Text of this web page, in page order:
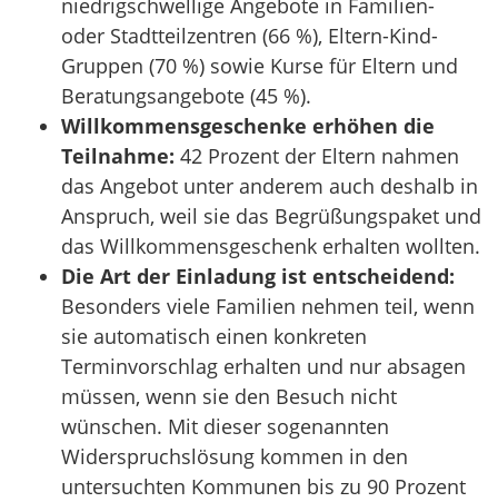
niedrigschwellige Angebote in Familien-
oder Stadtteilzentren (66 %), Eltern-Kind-
Gruppen (70 %) sowie Kurse für Eltern und
Beratungsangebote (45 %).
Willkommensgeschenke erhöhen die
Teilnahme: 42 Prozent der Eltern nahmen
das Angebot unter anderem auch deshalb in
Anspruch, weil sie das Begrüßungspaket und
das Willkommensgeschenk erhalten wollten.
Die Art der Einladung ist entscheidend:
Besonders viele Familien nehmen teil, wenn
sie automatisch einen konkreten
Terminvorschlag erhalten und nur absagen
müssen, wenn sie den Besuch nicht
wünschen. Mit dieser sogenannten
Widerspruchslösung kommen in den
untersuchten Kommunen bis zu 90 Prozent